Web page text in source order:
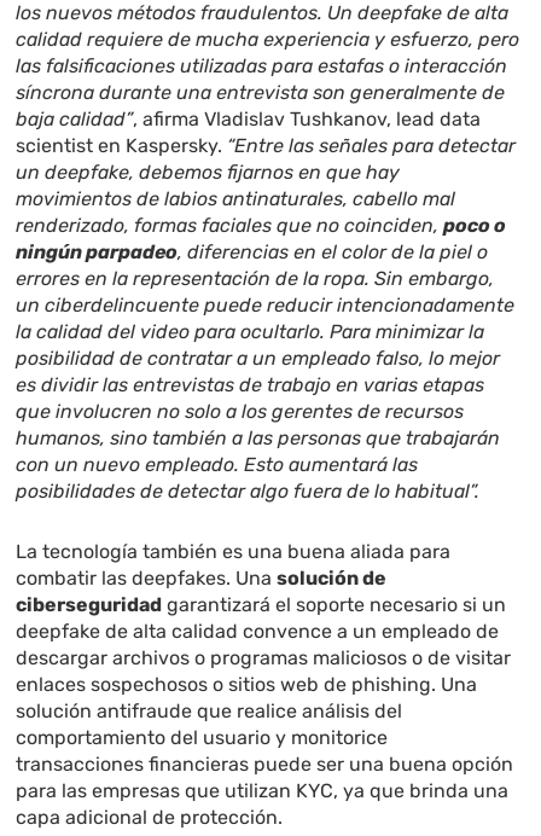
los nuevos métodos fraudulentos. Un deepfake de alta
calidad requiere de mucha experiencia y esfuerzo, pero
las falsificaciones utilizadas para estafas o interacción
síncrona durante una entrevista son generalmente de
baja calidad”, afirma Vladislav Tushkanov, lead data
scientist en Kaspersky. “Entre las señales para detectar
un deepfake, debemos fijarnos en que hay
movimientos de labios antinaturales, cabello mal
renderizado, formas faciales que no coinciden,poco o
ningún parpadeo, diferencias en el color de la piel o
errores en la representación de la ropa. Sin embargo,
un ciberdelincuente puede reducir intencionadamente
la calidad del video para ocultarlo. Para minimizar la
posibilidad de contratar a un empleado falso, lo mejor
es dividir las entrevistas de trabajo en varias etapas
que involucren no solo a los gerentes de recursos
humanos, sino también a las personas que trabajarán
con un nuevo empleado. Esto aumentará las
posibilidades de detectar algo fuera de lo habitual”.
La tecnología también es una buena aliada para
combatir las deepfakes. Unasolución de
ciberseguridad garantizará el soporte necesario si un
deepfake de alta calidad convence a un empleado de
descargar archivos o programas maliciosos o de visitar
enlaces sospechosos o sitios web de phishing. Una
solución antifraude que realice análisis del
comportamiento del usuario y monitorice
transacciones financieras puede ser una buena opción
para las empresas que utilizan KYC, ya que brinda una
capa adicional de protección.